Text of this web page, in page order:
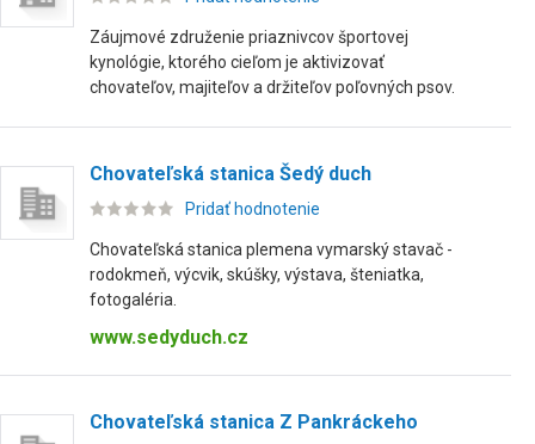
Záujmové združenie priaznivcov športovej
kynológie, ktorého cieľom je aktivizovať
chovateľov, majiteľov a držiteľov poľovných psov.
Chovateľská stanica Šedý duch
Pridať hodnotenie
Chovateľská stanica plemena vymarský stavač -
rodokmeň, výcvik, skúšky, výstava, šteniatka,
fotogaléria.
www.sedyduch.cz
Chovateľská stanica Z Pankráckeho